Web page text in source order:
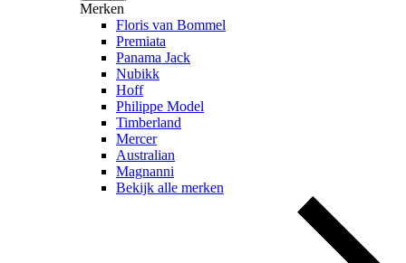
Merken
Floris van Bommel
Premiata
Panama Jack
Nubikk
Hoff
Philippe Model
Timberland
Mercer
Australian
Magnanni
Bekijk alle merken